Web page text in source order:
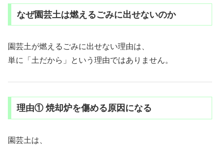
なぜ園芸土は燃えるごみに出せないのか
園芸土が燃えるごみに出せない理由は、
単に「土だから」という理由ではありません。
理由① 焼却炉を傷める原因になる
園芸土は、